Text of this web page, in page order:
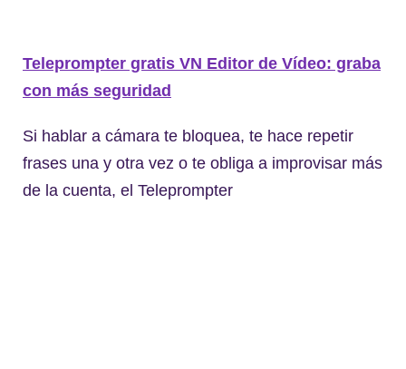
Teleprompter gratis VN Editor de Vídeo: graba
con más seguridad
Si hablar a cámara te bloquea, te hace repetir
frases una y otra vez o te obliga a improvisar más
de la cuenta, el Teleprompter